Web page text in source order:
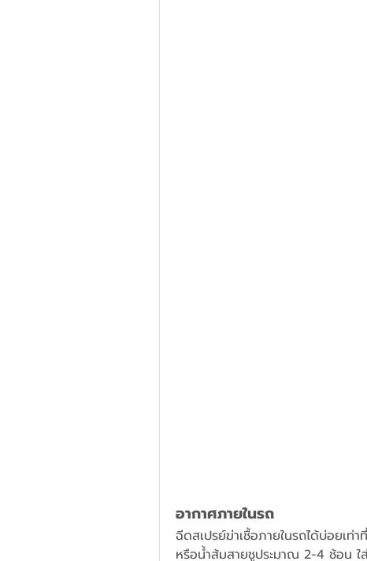
อากาศภายในรถ
ฉีดสเปรย์ฆ่าเชื้อภายในรถได้บ่อยเท่
หรือน้ำส้มสายชูประมาณ 2-4 ช้อน ใ